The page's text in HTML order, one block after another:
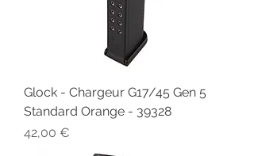
Glock - Chargeur G17/45 Gen 5
Standard Orange - 39328
Prix
42,00 €